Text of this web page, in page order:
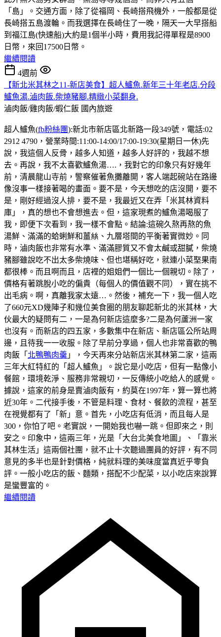
「島」。交通方面，除了從福岡、長崎搭飛機外，一般都是從
長崎搭五島渡輪。而我選擇在長崎住了一晚，隔天一大早搭船
到福江島(快速船)大約是1個半小時，費用我記得單程是8900
日幣，來回17500日幣。
繼續閱讀
4週前
【新北米其林之11-新店美食】超人鱸魚.新年三十年老店.分段
鱸魚湯.滷肉飯.柴燒豬腳.精緻小菜翻身.
滷肉飯/雞肉飯/蝦仁飯 國內旅遊
超人鱸魚(fb粉絲團):新北市新店區北新路一段349號，電話:02
2912 4790，營業時間:11:00-14:00/17:00-19:30(星期日一休)先
說，我這個人反骨，越多人知道，越多人好評的，我越不想
去。再說，我不太喜歡鱸魚湯….，我對它的印象只有好幾年
前，清晨龍山寺前，警察催著魚攤離開，客人端起碗站在路邊
像沒事一樣接著喝的畫面。要不是，今天想吃的店沒開，要不
是，剛好經過沒人排，要不是，我最近又在弄「米其林資料
庫」，真的想也不會想進去。但，這家現煮的鱸魚湯喝服了
我，即便下次看到，我一樣不會點。結論:這碗久熬再熬的魚
湯鮮、滿滿的蛤蜊鮮和薑𢇃、九層塔間的平衡著實微妙。同
時，滷肉飯也非常有水準、滿滿膠質又不會太鹹或甜膩，柴燒
豬腳雖說吃不出太多柴燒味、但也堪稱好吃，就連小菜埾果南
都很棒。而且啊而且，店裡的姐姐們一個比一個親切。除了，
價格有著跳脫小吃的偏貴（每個人的價值觀不同），實在挑不
出毛病。啊，真離我家太遠…。然後，補充一下，我一個人吃
了660元XD幾陣子和幾位美食圈的朋友聊起新北的米其林，大
伙最大的疑問有二，一是為何新店這麼多?二是為何蘆洲一家
也沒有。而新店的四五家，多數集中在新店、新店區公所站周
邊，且待我一一收服。除了早前分享過，個人也非常喜歡的鴨
肉飯「 北鴨鴨肉羹 」，今天再來分站新店米其林第二家，這兩
三年大紅特紅的「超人鱸魚」。說它是小吃店，但有一點像小
餐館，環境乾淨、服務非常親切，一反傳統小吃給人的感覺。
據說，這家的前身是賣滷肉飯有，約莫在1997年，算一算也將
近30年。二代接手後，不管是料理、食材、餐飲的流程，甚至
在視覺都有了「新」意。首先，小吃店有低消，而且每人是
300，你怕了吧。老實說，一開始我也嚇一跳。但即來之，則
安之。印象中，這兩三年，光是「大台北美食地圖」、「靠米
其林生活」這兩個社團，就不止十次聽過團員的好評，有不同
意見的多半也是針對價格，純就料理的美味度當真近乎零負
評。一般小吃店的飯、麵類，搭配不少配菜，以小吃店來說算
是蠻豐富的。
繼續閱讀